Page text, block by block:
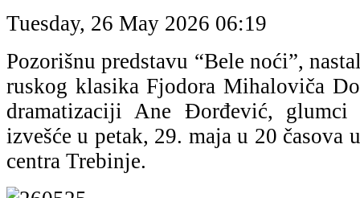
Tuesday, 26 May 2026 06:19
Pozorišnu predstavu “Bele noći”,
ruskog klasika Fjodora Mihaloviča
dramatizaciji Ane Đorđević, glumci
izvešće u petak, 29. maja u 20
centra Trebinje.